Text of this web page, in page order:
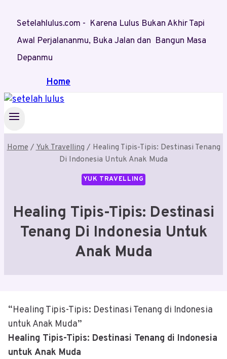
content
Setelahlulus.com - Karena Lulus Bukan Akhir Tapi
Awal Perjalananmu, Buka Jalan dan Bangun Masa
Depanmu
Home
Home /Yuk Travelling / Healing Tipis-Tipis: Destinasi Tenang
Di Indonesia Untuk Anak Muda
YUK TRAVELLING
Healing Tipis-Tipis: Destinasi
Tenang Di Indonesia Untuk
Anak Muda
“Healing Tipis-Tipis: Destinasi Tenang di Indonesia
untuk Anak Muda”
Healing Tipis-Tipis: Destinasi Tenang di Indonesia
untuk Anak Muda